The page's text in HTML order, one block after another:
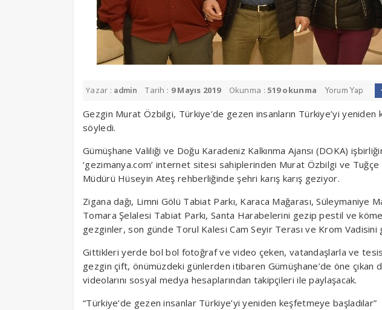
Yazar : admin Tarih : 9 Mayıs 2019 Okunma : 519 okunma Yorum Yap
Gezgin Murat Özbilgi, Türkiye’de gezen insanların Türkiye’yi yeniden
söyledi.
Gümüşhane Valiliği ve Doğu Karadeniz Kalkınma Ajansı (DOKA)
‘gezimanya.com’ internet sitesi sahiplerinden Murat Özbilgi ve
Müdürü Hüseyin Ateş rehberliğinde şehri karış karış geziyor.
Zigana dağı, Limni Gölü Tabiat Parkı, Karaca Mağarası, Süleymaniye
Tomara Şelalesi Tabiat Parkı, Santa Harabelerini gezip pestil ve köme
gezginler, son günde Torul Kalesi Cam Seyir Terası ve Krom Vadisini
Gittikleri yerde bol bol fotoğraf ve video çeken, vatandaşlarla ve
gezgin çift, önümüzdeki günlerden itibaren Gümüşhane’de öne çıkan
videolarını sosyal medya hesaplarından takipçileri ile paylaşacak.
“Türkiye’de gezen insanlar Türkiye’yi yeniden keşfetmeye başladılar”